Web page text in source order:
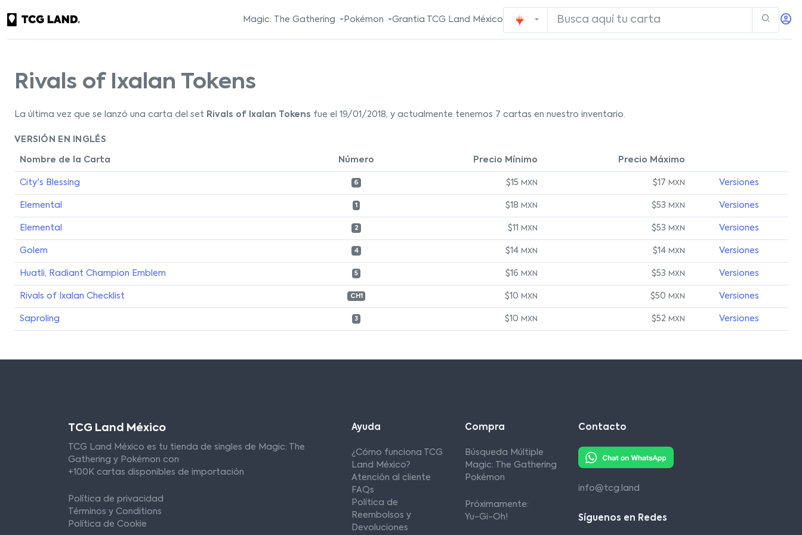
Magic: The Gathering Pokémon Grantia TCG Land México
Rivals of Ixalan Tokens
La última vez que se lanzó una carta del set Rivals of Ixalan Tokens fue el 19/01/2018, y actualmente tenemos 7 cartas en nuestro inventario.
VERSIÓN EN INGLÉS
Nombre de la Carta Número Precio Mínimo Precio Máximo
City's Blessing 6 $15 MXN $17 MXN Versiones
Elemental 1 $18 MXN $53 MXN Versiones
Elemental 2 $11 MXN $53 MXN Versiones
Golem 4 $14 MXN $14 MXN Versiones
Huatli, Radiant Champion Emblem 5 $16 MXN $53 MXN Versiones
Rivals of Ixalan Checklist CH1 $10 MXN $50 MXN Versiones
Saproling 3 $10 MXN $52 MXN Versiones
TCG Land México
TCG Land México es tu tienda de singles de Magic: The
Gathering y Pokémon con
+100K cartas disponibles de importación
Política de privacidad
Términos y Conditions
Política de Cookie
Ayuda
¿Cómo funciona TCG
Land México?
Atención al cliente
FAQs
Política de
Reembolsos y
Devoluciones
Compra
Búsqueda Múltiple
Magic: The Gathering
Pokémon
Próximamente:
Yu-Gi-Oh!
Contacto
info@tcg.land
Síguenos en Redes